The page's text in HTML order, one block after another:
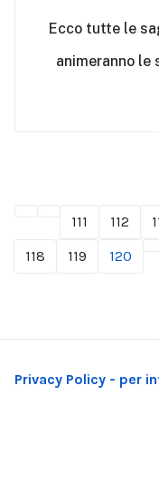
Ecco tutte le
animeranno le
111 112
118
119 120
Privacy Policy - per